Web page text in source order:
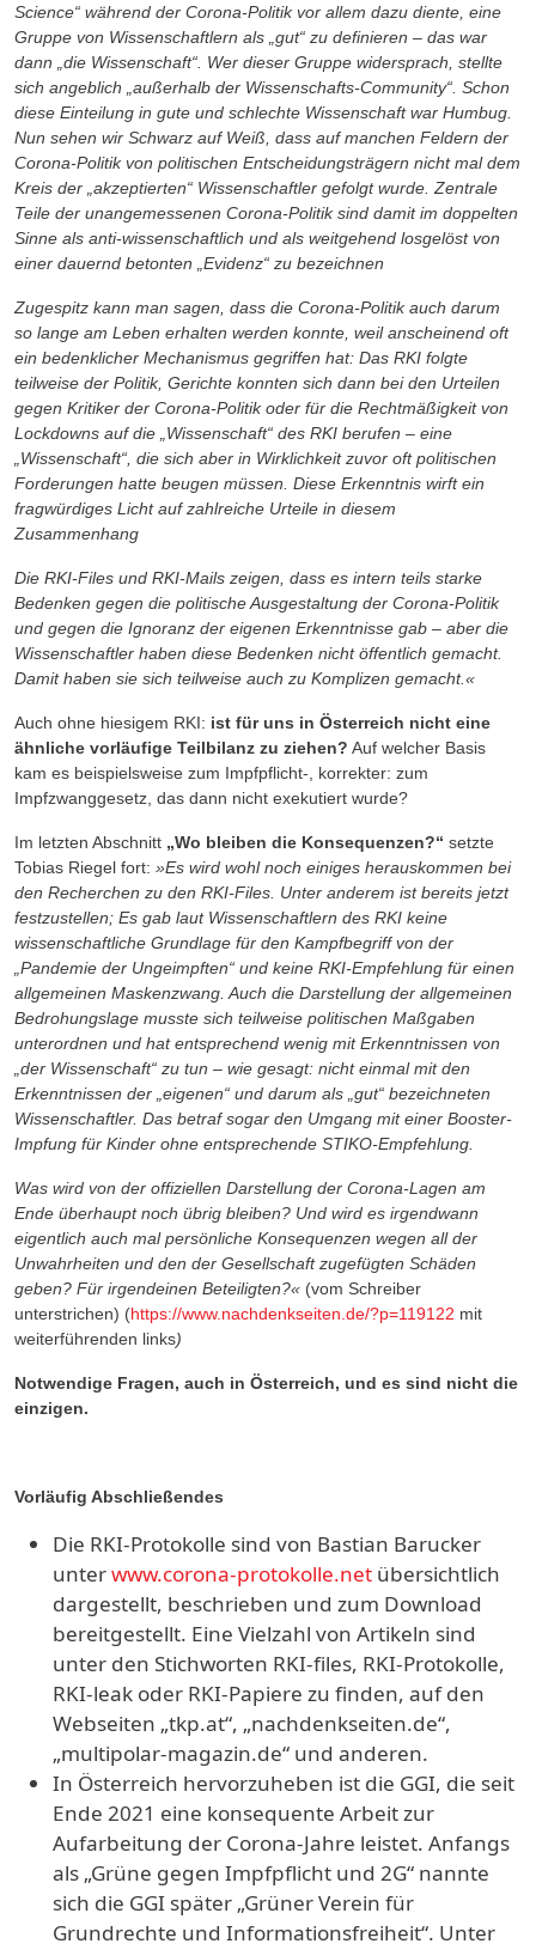
Science“ während der Corona-Politik vor allem dazu diente, eine
Gruppe von Wissenschaftlern als „gut“ zu definieren – das war
dann „die Wissenschaft“. Wer dieser Gruppe widersprach, stellte
sich angeblich „außerhalb der Wissenschafts-Community“. Schon
diese Einteilung in gute und schlechte Wissenschaft war Humbug.
Nun sehen wir Schwarz auf Weiß, dass auf manchen Feldern der
Corona-Politik von politischen Entscheidungsträgern nicht mal dem
Kreis der „akzeptierten“ Wissenschaftler gefolgt wurde. Zentrale
Teile der unangemessenen Corona-Politik sind damit im doppelten
Sinne als anti-wissenschaftlich und als weitgehend losgelöst von
einer dauernd betonten „Evidenz“ zu bezeichnen
Zugespitz kann man sagen, dass die Corona-Politik auch darum
so lange am Leben erhalten werden konnte, weil anscheinend oft
ein bedenklicher Mechanismus gegriffen hat: Das RKI folgte
teilweise der Politik, Gerichte konnten sich dann bei den Urteilen
gegen Kritiker der Corona-Politik oder für die Rechtmäßigkeit von
Lockdowns auf die „Wissenschaft“ des RKI berufen – eine
„Wissenschaft“, die sich aber in Wirklichkeit zuvor oft politischen
Forderungen hatte beugen müssen. Diese Erkenntnis wirft ein
fragwürdiges Licht auf zahlreiche Urteile in diesem
Zusammenhang
Die RKI-Files und RKI-Mails zeigen, dass es intern teils starke
Bedenken gegen die politische Ausgestaltung der Corona-Politik
und gegen die Ignoranz der eigenen Erkenntnisse gab – aber die
Wissenschaftler haben diese Bedenken nicht öffentlich gemacht.
Damit haben sie sich teilweise auch zu Komplizen gemacht.«
Auch ohne hiesigem RKI: ist für uns in Österreich nicht eine
ähnliche vorläufige Teilbilanz zu ziehen? Auf welcher Basis
kam es beispielsweise zum Impfpflicht-, korrekter: zum
Impfzwanggesetz, das dann nicht exekutiert wurde?
Im letzten Abschnitt „Wo bleiben die Konsequenzen?“ setzte
Tobias Riegel fort: »Es wird wohl noch einiges herauskommen bei
den Recherchen zu den RKI-Files. Unter anderem ist bereits jetzt
festzustellen; Es gab laut Wissenschaftlern des RKI keine
wissenschaftliche Grundlage für den Kampfbegriff von der
„Pandemie der Ungeimpften“ und keine RKI-Empfehlung für einen
allgemeinen Maskenzwang. Auch die Darstellung der allgemeinen
Bedrohungslage musste sich teilweise politischen Maßgaben
unterordnen und hat entsprechend wenig mit Erkenntnissen von
„der Wissenschaft“ zu tun – wie gesagt: nicht einmal mit den
Erkenntnissen der „eigenen“ und darum als „gut“ bezeichneten
Wissenschaftler. Das betraf sogar den Umgang mit einer Booster-
Impfung für Kinder ohne entsprechende STIKO-Empfehlung.
Was wird von der offiziellen Darstellung der Corona-Lagen am
Ende überhaupt noch übrig bleiben? Und wird es irgendwann
eigentlich auch mal persönliche Konsequenzen wegen all der
Unwahrheiten und den der Gesellschaft zugefügten Schäden
geben? Für irgendeinen Beteiligten?« (vom Schreiber
unterstrichen) (https://www.nachdenkseiten.de/?p=119122 mit
weiterführenden links)
Notwendige Fragen, auch in Österreich, und es sind nicht die
einzigen.
Vorläufig Abschließendes
Die RKI-Protokolle sind von Bastian Barucker
unterwww.corona-protokolle.net übersichtlich
dargestellt, beschrieben und zum Download
bereitgestellt. Eine Vielzahl von Artikeln sind
unter den Stichworten RKI-files, RKI-Protokolle,
RKI-leak oder RKI-Papiere zu finden, auf den
Webseiten „tkp.at“, „nachdenkseiten.de“,
„multipolar-magazin.de“ und anderen.
In Österreich hervorzuheben ist die GGI, die seit
Ende 2021 eine konsequente Arbeit zur
Aufarbeitung der Corona-Jahre leistet. Anfangs
als „Grüne gegen Impfpflicht und 2G“ nannte
sich die GGI später „Grüner Verein für
Grundrechte und Informationsfreiheit“. Unter